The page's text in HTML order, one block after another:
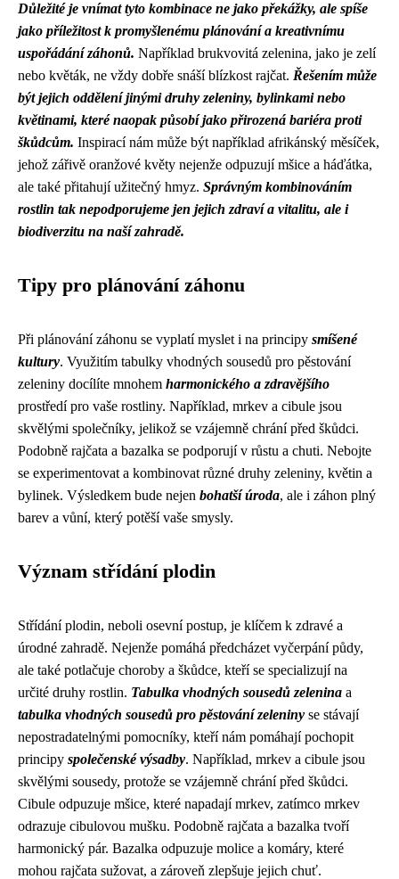
Důležité je vnímat tyto kombinace ne jako překážky, ale spíše
jako příležitost k promyšlenému plánování a kreativnímu
uspořádání záhonů. Například brukvovitá zelenina, jako je zelí
nebo květák, ne vždy dobře snáší blízkost rajčat. Řešením může
být jejich oddělení jinými druhy zeleniny, bylinkami nebo
květinami, které naopak působí jako přirozená bariéra proti
škůdcům. Inspirací nám může být například afrikánský měsíček,
jehož zářivě oranžové květy nejenže odpuzují mšice a háďátka,
ale také přitahují užitečný hmyz. Správným kombinováním
rostlin tak nepodporujeme jen jejich zdraví a vitalitu, ale i
biodiverzitu na naší zahradě.
Tipy pro plánování záhonu
Při plánování záhonu se vyplatí myslet i na principy smíšené
kultury. Využitím tabulky vhodných sousedů pro pěstování
zeleniny docílíte mnohem harmonického a zdravějšího
prostředí pro vaše rostliny. Například, mrkev a cibule jsou
skvělými společníky, jelikož se vzájemně chrání před škůdci.
Podobně rajčata a bazalka se podporují v růstu a chuti. Nebojte
se experimentovat a kombinovat různé druhy zeleniny, květin a
bylinek. Výsledkem bude nejen bohatší úroda, ale i záhon plný
barev a vůní, který potěší vaše smysly.
Význam střídání plodin
Střídání plodin, neboli osevní postup, je klíčem k zdravé a
úrodné zahradě. Nejenže pomáhá předcházet vyčerpání půdy,
ale také potlačuje choroby a škůdce, kteří se specializují na
určité druhy rostlin. Tabulka vhodných sousedů zelenina a
tabulka vhodných sousedů pro pěstování zeleniny se stávají
nepostradatelnými pomocníky, kteří nám pomáhají pochopit
principy společenské výsadby. Například, mrkev a cibule jsou
skvělými sousedy, protože se vzájemně chrání před škůdci.
Cibule odpuzuje mšice, které napadají mrkev, zatímco mrkev
odrazuje cibulovou mušku. Podobně rajčata a bazalka tvoří
harmonický pár. Bazalka odpuzuje molice a komáry, které
mohou rajčata sužovat, a zároveň zlepšuje jejich chuť.